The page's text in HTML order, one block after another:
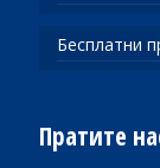
Бесплатни
Пратите